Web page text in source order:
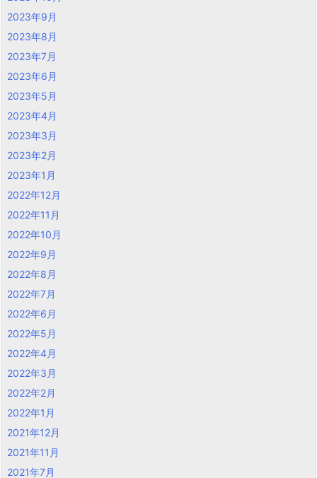
2023年9月
2023年8月
2023年7月
2023年6月
2023年5月
2023年4月
2023年3月
2023年2月
2023年1月
2022年12月
2022年11月
2022年10月
2022年9月
2022年8月
2022年7月
2022年6月
2022年5月
2022年4月
2022年3月
2022年2月
2022年1月
2021年12月
2021年11月
2021年7月